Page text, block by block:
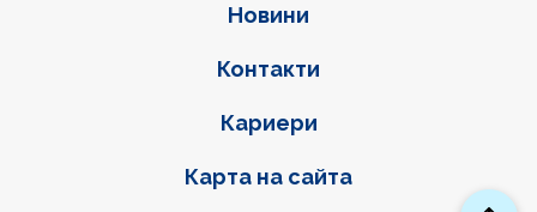
Новини
Контакти
Кариери
Карта на сайта